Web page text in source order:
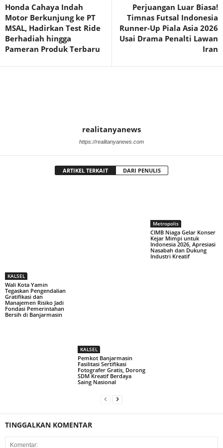
Honda Cahaya Indah
Motor Berkunjung ke PT
MSAL, Hadirkan Test Ride
Berhadiah hingga
Pameran Produk Terbaru
Perjuangan Luar Biasa!
Timnas Futsal Indonesia
Runner-Up Piala Asia 2026
Usai Drama Penalti Lawan
Iran
realitanyanews
https://realitanyanews.com
ARTIKEL TERKAIT DARI PENULIS
KALSEL
Wali Kota Yamin
Tegaskan Pengendalian
Gratifikasi dan
Manajemen Risiko Jadi
Fondasi Pemerintahan
Bersih di Banjarmasin
KALSEL
Pemkot Banjarmasin
Fasilitasi Sertifikasi
Fotografer Gratis, Dorong
SDM Kreatif Berdaya
Saing Nasional
Metropolis
CIMB Niaga Gelar Konser
Kejar Mimpi untuk
Indonesia 2026, Apresiasi
Nasabah dan Dukung
Industri Kreatif
TINGGALKAN KOMENTAR